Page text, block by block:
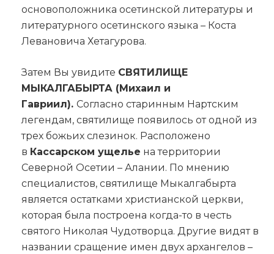
основоположника осетинской литературы и
литературного осетинского языка – Коста
Левановича Хетагурова.
Затем Вы увидите СВЯТИЛИЩЕ
МЫКАЛГАБЫРТА (Михаил и
Гавриил). Согласно старинным Нартским
легендам, святилище появилось от одной из
трех божьих слезинок. Расположено
в Кассарском ущелье на территории
Северной Осетии – Алании. По мнению
специалистов, святилище Мыкалгабырта
является остатками христианской церкви,
которая была построена когда-то в честь
святого Николая Чудотворца. Другие видят в
названии сращение имен двух архангелов –